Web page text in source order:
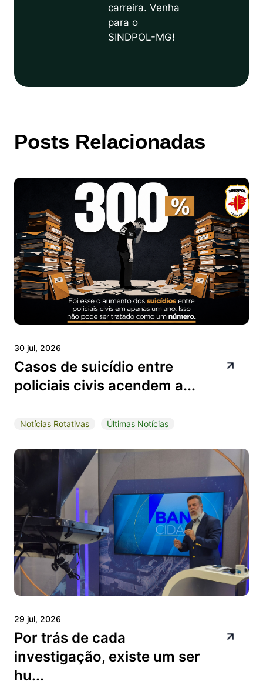
carreira. Venha
para o
SINDPOL-MG!
Posts Relacionadas
30 jul, 2026
Casos de suicídio entre
policiais civis acendem a...
Notícias Rotativas Últimas Notícias
29 jul, 2026
Por trás de cada
investigação, existe um ser
hu...